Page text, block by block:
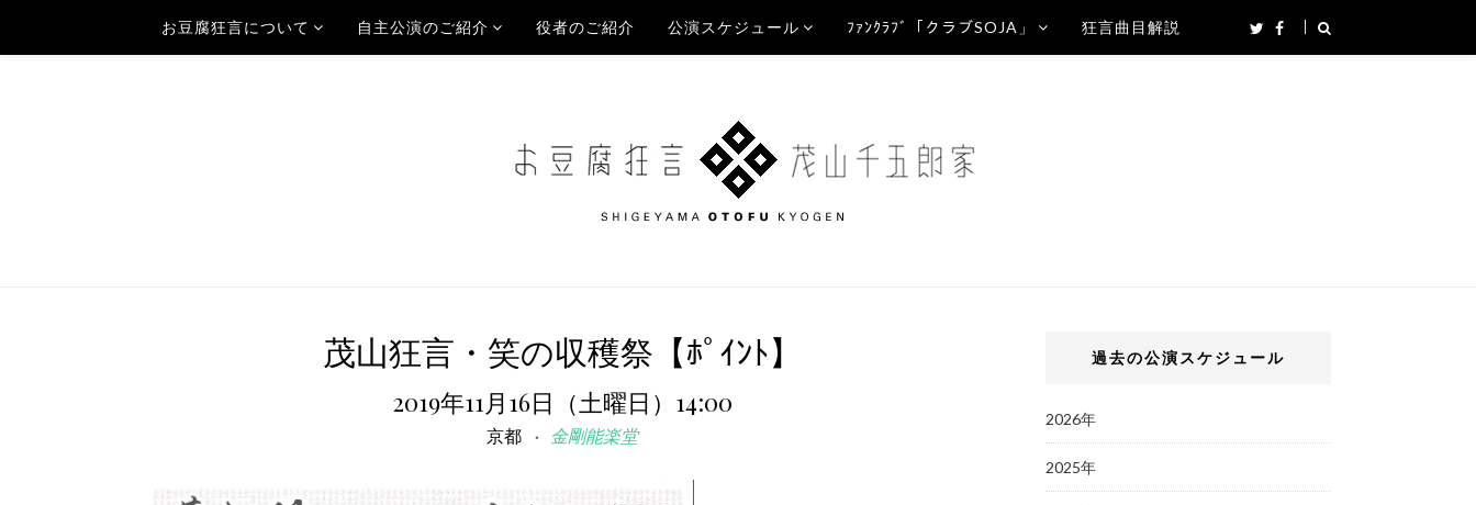
お豆腐狂言について 自主公演のご紹介 役者のご紹介 公演スケジュール ﾌｧﾝｸﾗﾌﾞ「クラブSOJA」 狂言曲目解説
茂山狂言・笑の収穫祭【ﾎﾟｲﾝﾄ】
2019年11月16日（土曜日）14:00
京都 金剛能楽堂
過去の公演スケジュール
2026年
2025年